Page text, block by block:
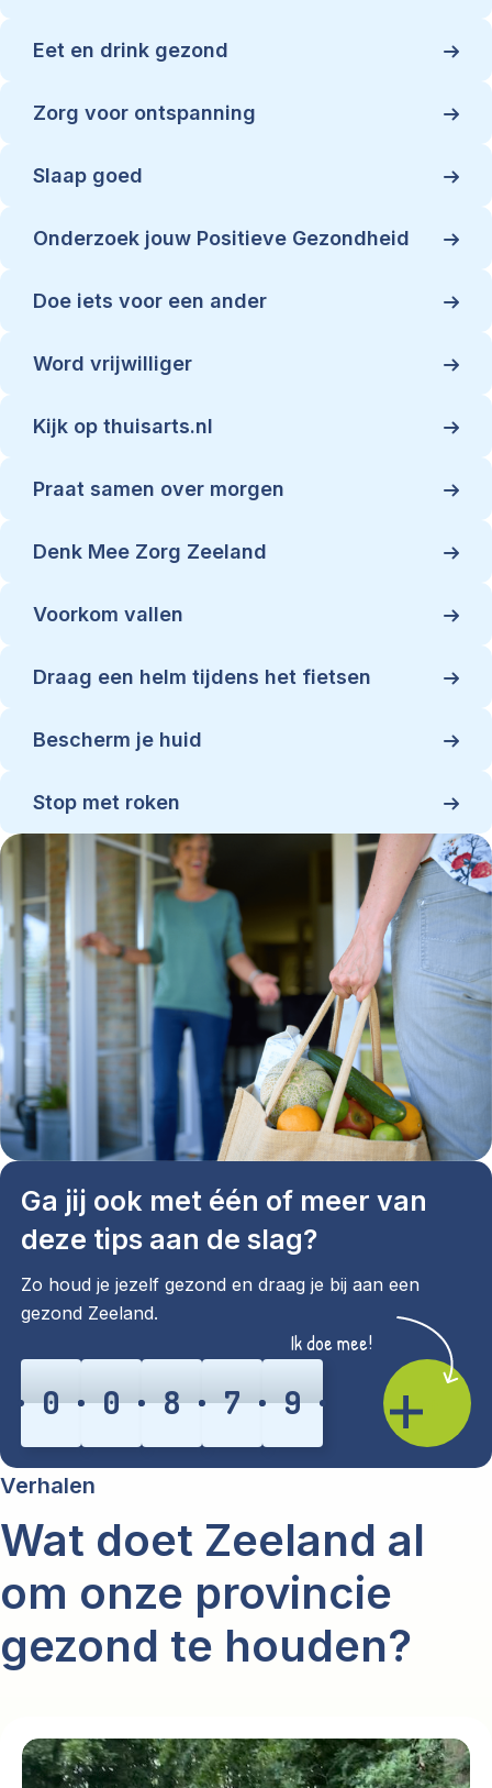
Eet en drink gezond
Zorg voor ontspanning
Slaap goed
Onderzoek jouw Positieve Gezondheid
Doe iets voor een ander
Word vrijwilliger
Kijk op thuisarts.nl
Praat samen over morgen
Denk Mee Zorg Zeeland
Voorkom vallen
Draag een helm tijdens het fietsen
Bescherm je huid
Stop met roken
0 0 8 7 9
Ik doe mee!
Ga jij ook met één of meer van
deze tips aan de slag?
Zo houd je jezelf gezond en draag je bij aan een
gezond Zeeland.
Verhalen
Wat doet Zeeland al
om onze provincie
gezond te houden?